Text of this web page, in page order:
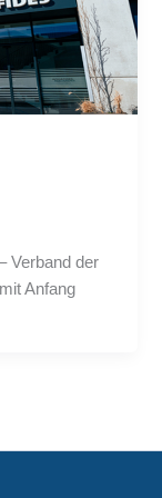
Verband der
Anfang